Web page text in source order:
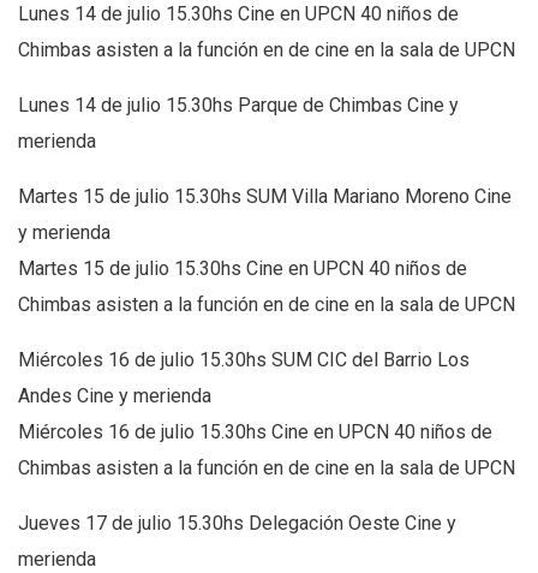
Lunes 14 de julio 15.30hs Cine en UPCN 40 niños de
Chimbas asisten a la función en de cine en la sala de UPCN
Lunes 14 de julio 15.30hs Parque de Chimbas Cine y
merienda
Martes 15 de julio 15.30hs SUM Villa Mariano Moreno Cine
y merienda
Martes 15 de julio 15.30hs Cine en UPCN 40 niños de
Chimbas asisten a la función en de cine en la sala de UPCN
Miércoles 16 de julio 15.30hs SUM CIC del Barrio Los
Andes Cine y merienda
Miércoles 16 de julio 15.30hs Cine en UPCN 40 niños de
Chimbas asisten a la función en de cine en la sala de UPCN
Jueves 17 de julio 15.30hs Delegación Oeste Cine y
merienda